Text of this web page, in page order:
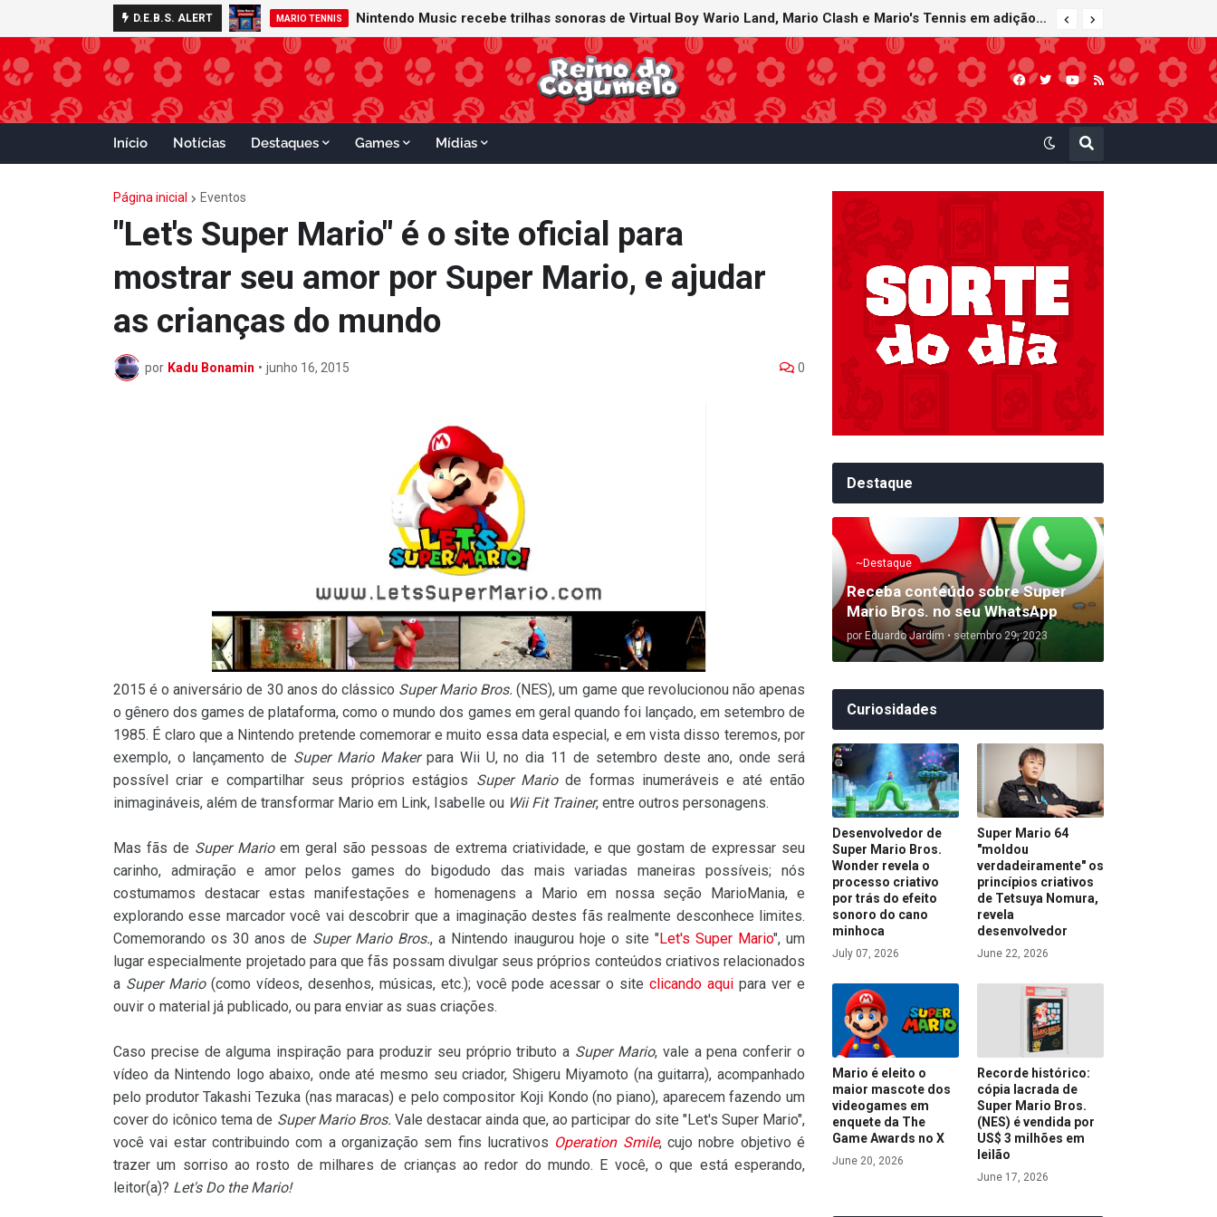
D.E.B.S. ALERT MARIO TENNIS Nintendo Music recebe trilhas sonoras de Virtual Boy Wario Land, Mario Clash e Mario's Tennis em adição histórica ao catálogo
GAMECUBE Super Mario Sunshine é anunciado para o Nintendo GameCube - Nintendo Classics do Nintendo Switch Online
Início Notícias Destaques Games Mídias
Página inicial Eventos
"Let's Super Mario" é o site oficial para
mostrar seu amor por Super Mario, e ajudar
as crianças do mundo
por Kadu Bonamin • junho 16, 2015 0
2015 é o aniversário de 30 anos do clássico Super Mario Bros. (NES), um game que revolucionou não apenas
o gênero dos games de plataforma, como o mundo dos games em geral quando foi lançado, em setembro de
1985. É claro que a Nintendo pretende comemorar e muito essa data especial, e em vista disso teremos, por
exemplo, o lançamento de Super Mario Makerpara Wii U, no dia 11 de setembro deste ano, onde será
possível criar e compartilhar seus próprios estágios Super Mariode formas inumeráveis e até então
inimagináveis, além de transformar Mario em Link, Isabelle ou Wii Fit Trainer, entre outros personagens.
Mas fãs de Super Marioem geral são pessoas de extrema criatividade, e que gostam de expressar seu
carinho, admiração e amor pelos games do bigodudo das mais variadas maneiras possíveis; nós
costumamos destacar estas manifestações e homenagens a Mario em nossa seção MarioMania, e
explorando esse marcador você vai descobrir que a imaginação destes fãs realmente desconhece limites.
Comemorando os 30 anos de Super Mario Bros., a Nintendo inaugurou hoje o site "Let's Super Mario", um
lugar especialmente projetado para que fãs possam divulgar seus próprios conteúdos criativos relacionados
a Super Mario(como vídeos, desenhos, músicas, etc.); você pode acessar o siteclicando aqui para ver e
ouvir o material já publicado, ou para enviar as suas criações.
Caso precise de alguma inspiração para produzir seu próprio tributo a Super Mario, vale a pena conferir o
vídeo da Nintendo logo abaixo, onde até mesmo seu criador, Shigeru Miyamoto (na guitarra), acompanhado
pelo produtor Takashi Tezuka (nas maracas) e pelo compositor Koji Kondo (no piano), aparecem fazendo um
cover do icônico tema de Super Mario Bros. Vale destacar ainda que, ao participar do site "Let's Super Mario",
você vai estar contribuindo com a organização sem fins lucrativos Operation Smile, cujo nobre objetivo é
trazer um sorriso ao rosto de milhares de crianças ao redor do mundo. E você, o que está esperando,
leitor(a)? Let's Do the Mario!
Destaque
~Destaque
Receba conteúdo sobre Super
Mario Bros. no seu WhatsApp
por Eduardo Jardim • setembro 29, 2023
Curiosidades
Desenvolvedor de
Super Mario Bros.
Wonder revela o
processo criativo
por trás do efeito
sonoro do cano
minhoca
July 07, 2026
Super Mario 64
"moldou
verdadeiramente" os
princípios criativos
de Tetsuya Nomura,
revela
desenvolvedor
June 22, 2026
Mario é eleito o
maior mascote dos
videogames em
enquete da The
Game Awards no X
June 20, 2026
Recorde histórico:
cópia lacrada de
Super Mario Bros.
(NES) é vendida por
US$ 3 milhões em
leilão
June 17, 2026